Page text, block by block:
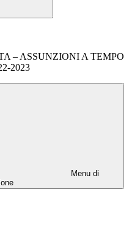
– ASSUNZIONI A TEMPO
2023
Menu di